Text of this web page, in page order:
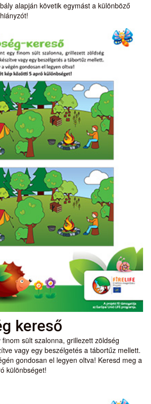
alapján követik egymást a különböző
kereső
sült szalonna, grillezett zöldség
vagy egy beszélgetés a tábortűz mellett.
gondosan el legyen oltva! Keresd meg a
különbséget!